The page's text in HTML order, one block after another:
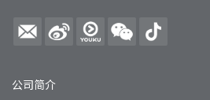
公司简介